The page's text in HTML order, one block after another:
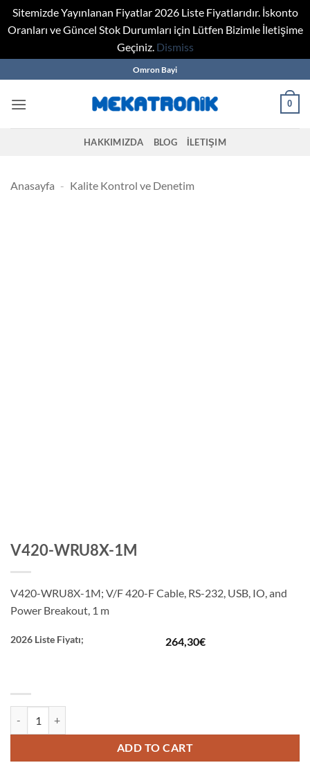
Sitemizde Yayınlanan Fiyatlar 2026 Liste Fiyatlarıdır. İskonto
Oranları ve Güncel Stok Durumları için Lütfen Bizimle İletişime
Geçiniz. Dismiss
to
content
Omron Bayi
0
HAKKIMIZDA BLOG İLETIŞIM
Anasayfa - Kalite Kontrol ve Denetim
V420-WRU8X-1M
V420-WRU8X-1M; V/F 420-F Cable, RS-232, USB, IO, and
Power Breakout, 1 m
2026 Liste Fiyatı; 264,30€
ADD TO CART